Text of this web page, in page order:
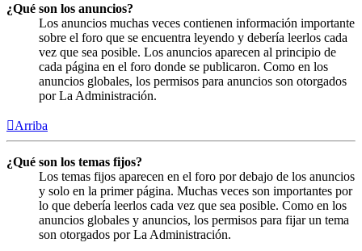
¿Qué son los anuncios?
Los anuncios muchas veces contienen información importante
sobre el foro que se encuentra leyendo y debería leerlos cada
vez que sea posible. Los anuncios aparecen al principio de
cada página en el foro donde se publicaron. Como en los
anuncios globales, los permisos para anuncios son otorgados
por La Administración.
Arriba
¿Qué son los temas fijos?
Los temas fijos aparecen en el foro por debajo de los anuncios
y solo en la primer página. Muchas veces son importantes por
lo que debería leerlos cada vez que sea posible. Como en los
anuncios globales y anuncios, los permisos para fijar un tema
son otorgados por La Administración.